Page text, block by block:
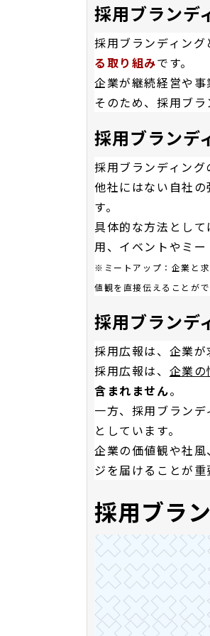
採用ブランデ
採用ブランディング
る取り組みです。
企業が継続経営や
そのため、採用ブ
採用ブランデ
採用ブランディング
他社にはない自社
す。
具体的な方法とし
用、イベントやミ
※ミートアップ：企業と
値観を直接伝えることが
採用ブランデ
採用広報は、企業が
採用広報は、 企業
含まれません。
一方、採用ブラン
としています。
企業の価値観や社
ジを届けることが重
採用ブラ